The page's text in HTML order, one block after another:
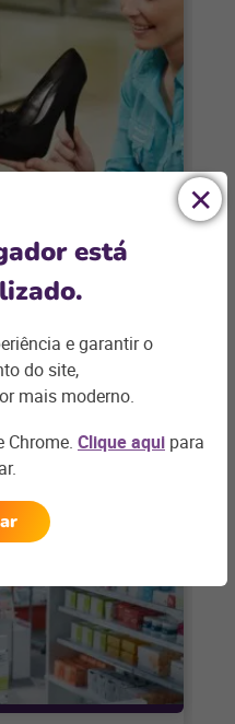
varejo de
no Dia das
data do varejo
para sua loja de
+ saiba mais
está
e garantir o
do site,
mais moderno.
Chrome. Clique aqui para